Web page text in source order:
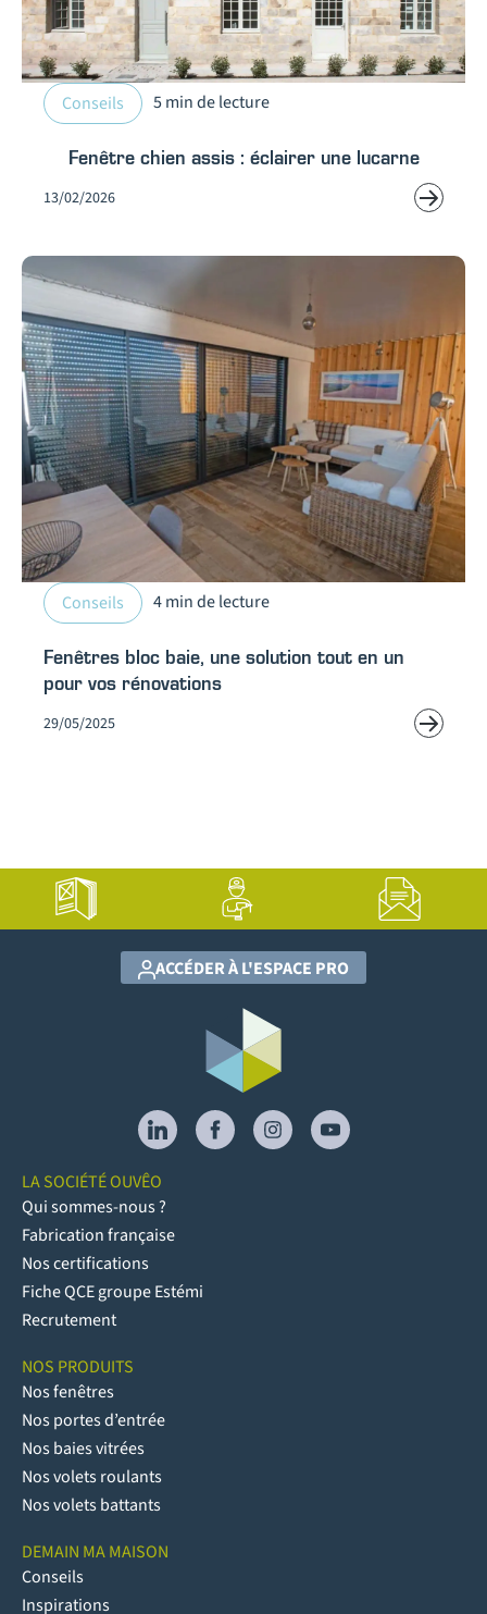
Conseils 5 min de lecture
Fenêtre chien assis : éclairer une lucarne
13/02/2026
Conseils 4 min de lecture
Fenêtres bloc baie, une solution tout en un
pour vos rénovations
29/05/2025
ACCÉDER À L'ESPACE PRO
LA SOCIÉTÉ OUVÊO
Qui sommes-nous ?
Fabrication française
Nos certifications
Fiche QCE groupe Estémi
Recrutement
NOS PRODUITS
Nos fenêtres
Nos portes d’entrée
Nos baies vitrées
Nos volets roulants
Nos volets battants
DEMAIN MA MAISON
Conseils
Inspirations